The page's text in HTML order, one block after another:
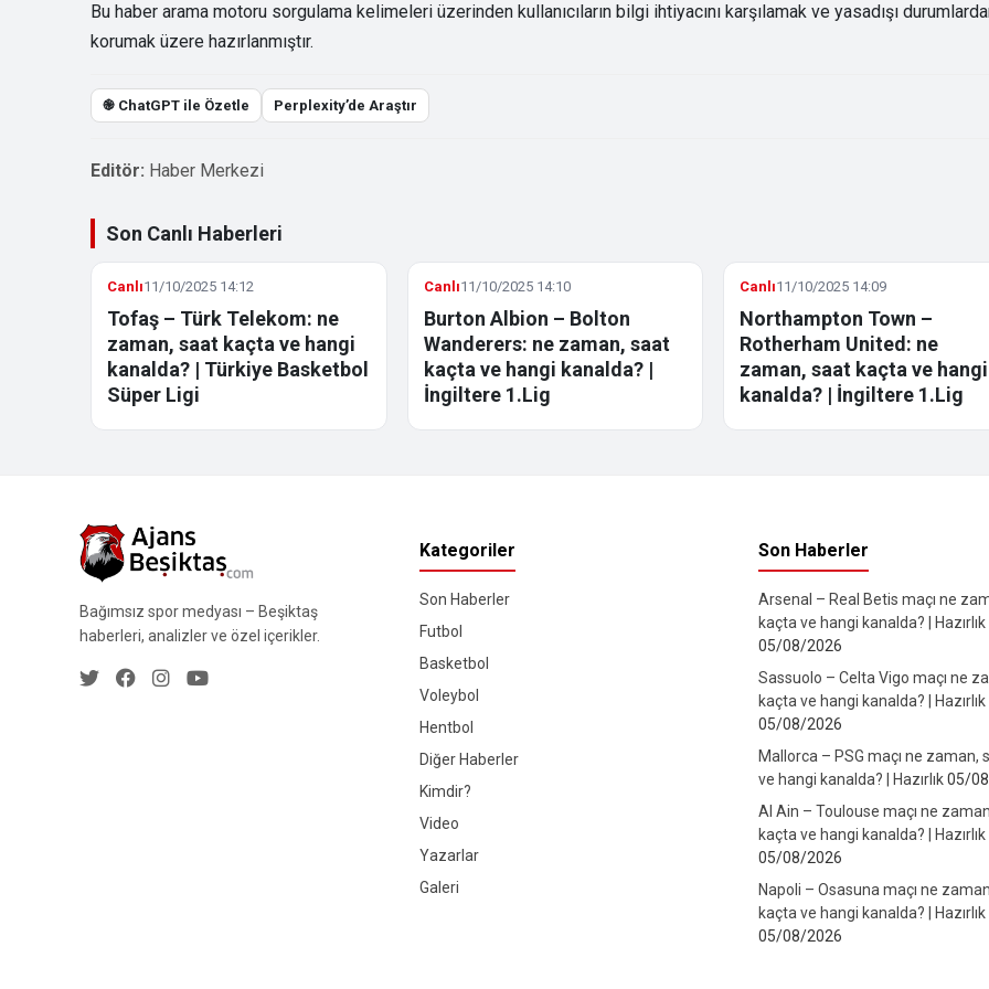
Bu haber arama motoru sorgulama kelimeleri üzerinden kullanıcıların bilgi ihtiyacını karşılamak ve yasadışı
korumak üzere hazırlanmıştır.
֎ ChatGPT ile Özetle Perplexity’de Araştır
Editör: Haber Merkezi
Son Canlı Haberleri
Canlı11/10/2025 14:12
Tofaş – Türk Telekom: ne
zaman, saat kaçta ve hangi
kanalda? | Türkiye Basketbol
Süper Ligi
Canlı11/10/2025 14:10
Burton Albion – Bolton
Wanderers: ne zaman, saat
kaçta ve hangi kanalda? |
İngiltere 1.Lig
Canlı11/10/2025 14:09
Northampton Town –
Rotherham United: ne
zaman, saat kaçta ve hangi
kanalda? | İngiltere 1.Lig
Bağımsız spor medyası – Beşiktaş
haberleri, analizler ve özel içerikler.
Kategoriler
Son Haberler
Futbol
Basketbol
Voleybol
Hentbol
Diğer Haberler
Kimdir?
Video
Yazarlar
Galeri
Son Haberler
Arsenal – Real Betis maçı ne
kaçta ve hangi kanalda? | Hazırlık
05/08/2026
Sassuolo – Celta Vigo maçı ne
kaçta ve hangi kanalda? | Hazırlık
05/08/2026
Mallorca – PSG maçı ne zaman,
ve hangi kanalda? | Hazırlık05/
Al Ain – Toulouse maçı ne
kaçta ve hangi kanalda? | Hazırlık
05/08/2026
Napoli – Osasuna maçı ne
kaçta ve hangi kanalda? | Hazırlık
05/08/2026